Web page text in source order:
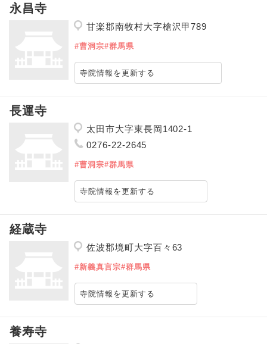
永昌寺
甘楽郡南牧村大字槍沢甲789
#曹洞宗#群馬県
寺院情報を更新する
長運寺
太田市大字東長岡1402-1
0276-22-2645
#曹洞宗#群馬県
寺院情報を更新する
経蔵寺
佐波郡境町大字百々63
#新義真言宗#群馬県
寺院情報を更新する
養寿寺